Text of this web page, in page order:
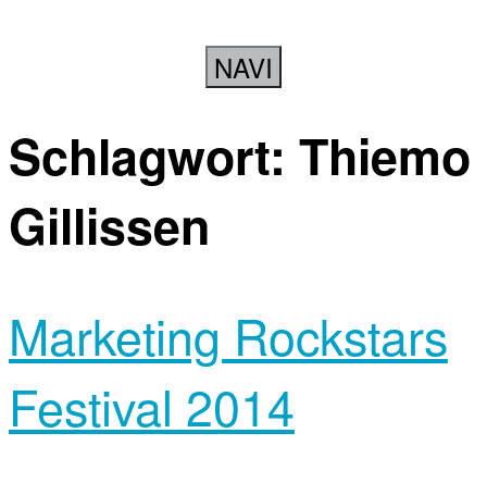
NAVI
Schlagwort: Thiemo
Gillissen
Marketing Rockstars
Festival 2014